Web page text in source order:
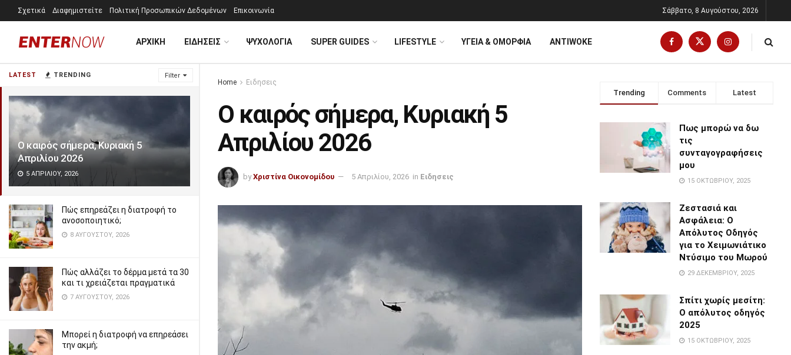
LATEST TRENDING Filter
Ο καιρός σήμερα, Κυριακή 5
Απριλίου 2026
5 ΑΠΡΙΛΊΟΥ, 2026
Πώς επηρεάζει η διατροφή το
ανοσοποιητικό;
8 ΑΥΓΟΎΣΤΟΥ, 2026
Πώς αλλάζει το δέρμα μετά τα 30
και τι χρειάζεται πραγματικά
7 ΑΥΓΟΎΣΤΟΥ, 2026
Μπορεί η διατροφή να επηρεάσει
την ακμή;
Σχετικά Διαφημιστείτε Πολιτική Προσωπικών Δεδομένων Επικοινωνία Σάββατο, 8 Αυγούστου, 2026
ΑΡΧΙΚΗ ΕΙΔΗΣΕΙΣ ΨΥΧΟΛΟΓΊΑ SUPER GUIDES LIFESTYLE ΥΓΕΙΑ & ΟΜΟΡΦΙΑ ANTIWOKE
Home Ειδησεις
Ο καιρός σήμερα, Κυριακή 5
Απριλίου 2026
by Χριστίνα Οικονομίδου 5 Απριλίου, 2026 in Ειδησεις
Trending Comments Latest
Πως μπορώ να δω
τις
συνταγογραφήσεις
μου
15 ΟΚΤΩΒΡΊΟΥ, 2025
Ζεστασιά και
Ασφάλεια: Ο
Απόλυτος Οδηγός
για το Χειμωνιάτικο
Ντύσιμο του Μωρού
29 ΔΕΚΕΜΒΡΊΟΥ, 2025
Σπίτι χωρίς μεσίτη:
Ο απόλυτος οδηγός
2025
15 ΟΚΤΩΒΡΊΟΥ, 2025